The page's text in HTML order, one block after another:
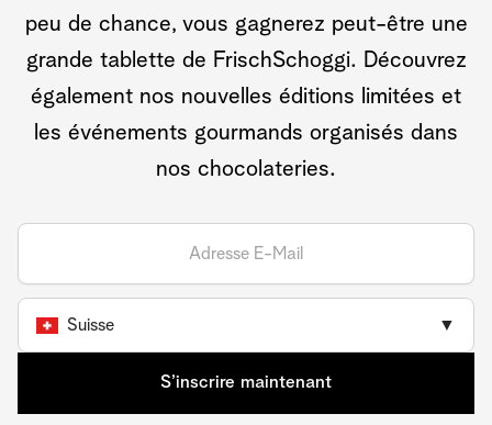
peu de chance, vous gagnerez peut-être une
grande tablette de FrischSchoggi. Découvrez
également nos nouvelles éditions limitées et
les événements gourmands organisés dans
nos chocolateries.
Suisse ▼
S’inscrire maintenant